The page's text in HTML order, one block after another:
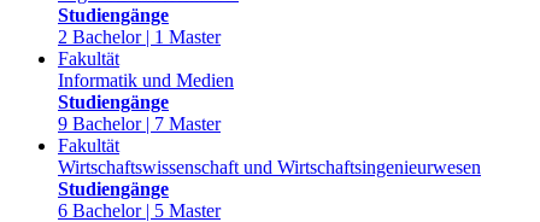
Studiengänge
2 Bachelor | 1 Master
Fakultät
Informatik und Medien
Studiengänge
9 Bachelor | 7 Master
Fakultät
Wirtschaftswissenschaft und Wirtschaftsingenieurwesen
Studiengänge
6 Bachelor | 5 Master